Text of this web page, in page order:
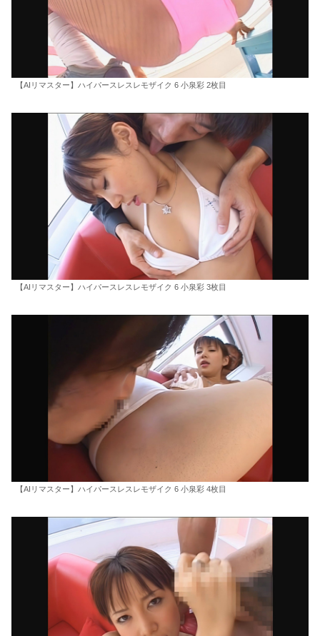
【AIリマスター】ハイパースレスレモザイク 6 小泉彩 2枚目
【AIリマスター】ハイパースレスレモザイク 6 小泉彩 3枚目
【AIリマスター】ハイパースレスレモザイク 6 小泉彩 4枚目